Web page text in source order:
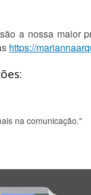
a nossa maior
https://
na comunicação."